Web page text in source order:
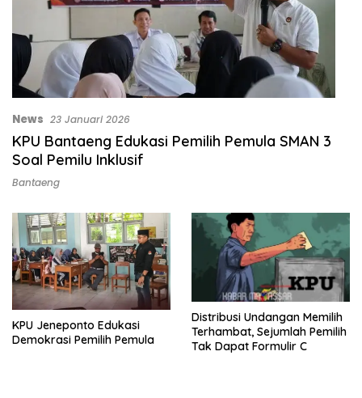
News 23 Januari 2026
KPU Bantaeng Edukasi Pemilih Pemula SMAN 3
Soal Pemilu Inklusif
Bantaeng
KPU Jeneponto Edukasi
Demokrasi Pemilih Pemula
Distribusi Undangan Memilih
Terhambat, Sejumlah Pemilih
Tak Dapat Formulir C